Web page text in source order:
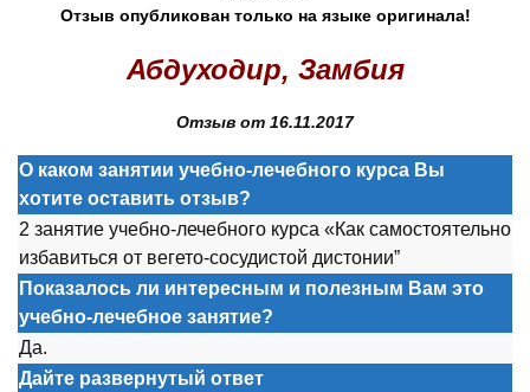
Отзыв опубликован только на языке оригинала!
Абдуходир, Замбия
Отзыв от 16.11.2017
О каком занятии учебно-лечебного курса Вы
хотите оставить отзыв?
2 занятие учебно-лечебного курса «Как самостоятельно
избавиться от вегето-сосудистой дистонии”
Показалось ли интересным и полезным Вам это
учебно-лечебное занятие?
Да.
Дайте развернутый ответ